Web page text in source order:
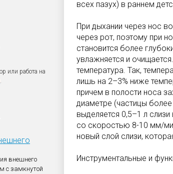
или работа на
.
внешнего
с замкнутой
всех пазух) в раннем
При дыхании через нос
через рот, поэтому при
становится более
увлажняется и
температура. Так,
лишь на 2–3% ниже
причем в полости носа
диаметре (частицы
выделяется 0,5–1 л
со скоростью 8-10 мм/
новый слой слизи,
Инструментальные и